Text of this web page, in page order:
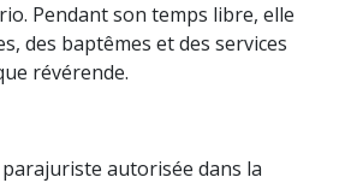
Pendant son temps libre, elle
des baptêmes et des services
révérende.
autorisée dans la